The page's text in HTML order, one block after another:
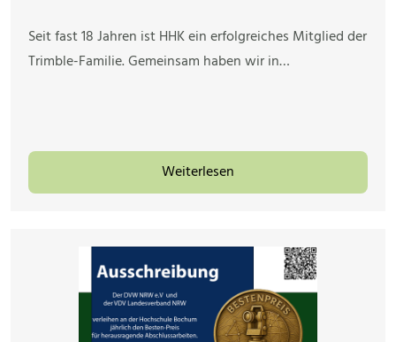
Seit fast 18 Jahren ist HHK ein erfolgreiches Mitglied der
Trimble-Familie. Gemeinsam haben wir in…
Weiterlesen